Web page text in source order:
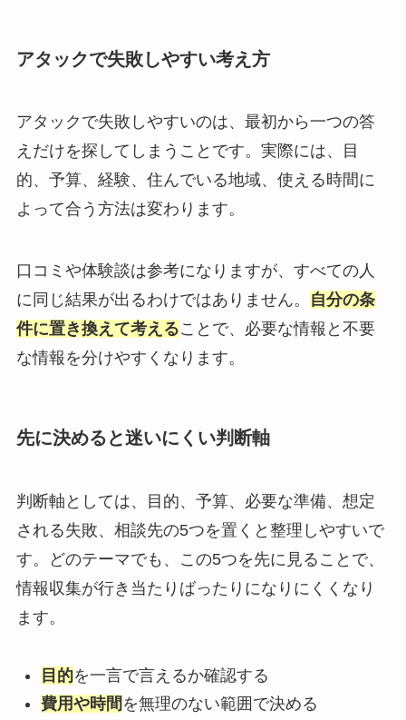
アタックで失敗しやすい考え方
アタックで失敗しやすいのは、最初から一つの答
えだけを探してしまうことです。実際には、目
的、予算、経験、住んでいる地域、使える時間に
よって合う方法は変わります。
口コミや体験談は参考になりますが、すべての人
に同じ結果が出るわけではありません。
自分の条
件に置き換えて考えることで、必要な情報と不要
な情報を分けやすくなります。
先に決めると迷いにくい判断軸
判断軸としては、目的、予算、必要な準備、想定
される失敗、相談先の5つを置くと整理しやすいで
す。どのテーマでも、この5つを先に見ることで、
情報収集が行き当たりばったりになりにくくなり
ます。
目的を一言で言えるか確認する
費用や時間 を無理のない範囲で決める